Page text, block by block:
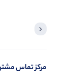
مرکز تماس